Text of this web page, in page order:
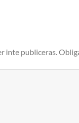
inte publiceras.